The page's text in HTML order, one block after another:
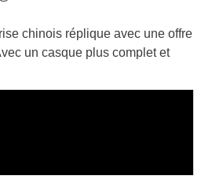
chinois réplique avec une offre
un casque plus complet et